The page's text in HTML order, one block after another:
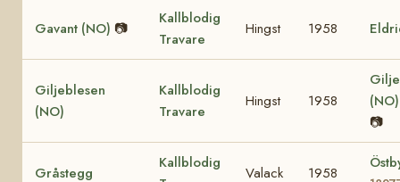
Gavant (NO) 📷
Kallblodig
Travare
Hingst 1958
Giljeblesen
(NO)
Kallblodig
Travare
Hingst 1958
📷
Gråstegg
Kallblodig
Valack 1958